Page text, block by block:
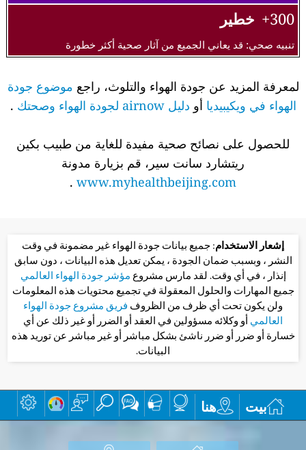
300+ خطير
تنبيه صحي: قد يعاني الجميع من آثار صحية أكثر خطورة
لمعرفة المزيد عن جودة الهواء والتلوث، راجع موضوع جودة
الهواء في ويكيبيديا أو دليل airnow لجودة الهواء وصحتك .
للحصول على نصائح صحية مفيدة للغاية من طبيب بكين
ريتشارد سانت سير، قم بزيارة مدونة
www.myhealthbeijing.com
.
إشعار الاستخدام: جميع بيانات جودة الهواء غير مضمونة في وقت
النشر ، وبسبب ضمان الجودة ، يمكن تعديل هذه البيانات ، دون سابق
إنذار ، في أي وقت. لقد مارس مشروع مؤشر جودة الهواء العالمي
جميع المهارات والحلول المعقولة في تجميع محتويات هذه المعلومات
ولن يكون تحت أي ظرف من الظروف فريق مشروع جودة الهواء
العالمي أو وكلائه مسؤولين في العقد أو الضرر أو غير ذلك عن أي
خسارة أو ضرر أو ضرر ناشئ بشكل مباشر أو غير مباشر عن توريد هذه
البيانات.
بيت هنا